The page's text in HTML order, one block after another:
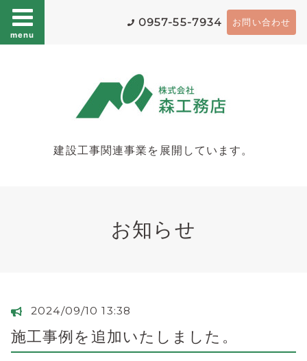
menu
0957-55-7934 お問い合わせ
建設工事関連事業を展開しています。
お知らせ
2024/09/10 13:38
施工事例を追加いたしました。